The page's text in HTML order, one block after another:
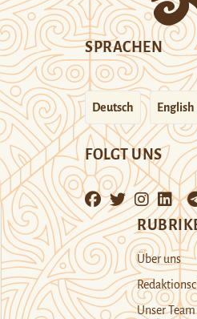
SPRACHEN
Deutsch English
FOLGT UNS
Über uns
Unser Team